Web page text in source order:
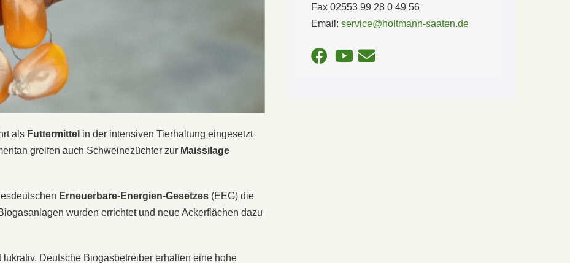
als Futtermittel in der intensiven Tierhaltung eingesetzt
greifen auch Schweinezüchter zur Maissilage
Erneuerbare-Energien-Gesetzes (EEG) die
wurden errichtet und neue Ackerflächen dazu
lukrativ. Deutsche Biogasbetreiber erhalten eine hohe
Fax 02553 99 28 0 49 56
Email: service@holtmann-saaten.de